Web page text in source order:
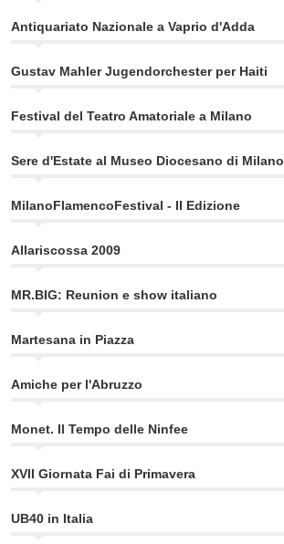
Antiquariato Nazionale a Vaprio d'Adda
Gustav Mahler Jugendorchester per Haiti
Festival del Teatro Amatoriale a Milano
Sere d'Estate al Museo Diocesano di Milano
MilanoFlamencoFestival - II Edizione
Allariscossa 2009
MR.BIG: Reunion e show italiano
Martesana in Piazza
Amiche per l'Abruzzo
Monet. Il Tempo delle Ninfee
XVII Giornata Fai di Primavera
UB40 in Italia